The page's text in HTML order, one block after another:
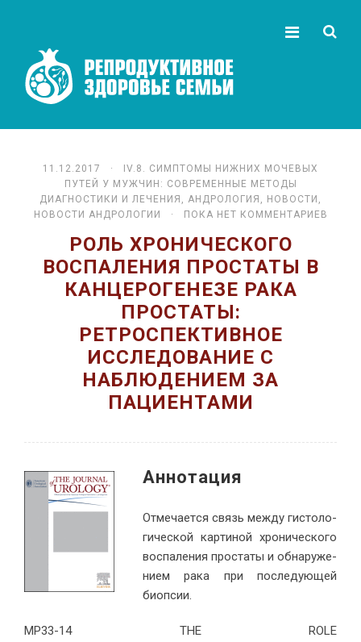
11.12.2017 ·
IV.8. СИМПТОМЫ НИЖНИХ МОЧЕВЫХ
ПУТЕЙ У МУЖЧИН: СОВРЕМЕННЫЕ МЕТОДЫ
ДИАГНОСТИКИ И ЛЕЧЕНИЯ , АНДРОЛОГИЯ , НОВОСТИ ,
НОВОСТИ АНДРОЛОГИИ
· ПОКА НЕТ КОММЕНТАРИЕВ
РОЛЬ ХРОНИЧЕСКОГО
ВОСПАЛЕНИЯ ПРОСТАТЫ В
КАНЦЕРОГЕНЕЗЕ РАКА
ПРОСТАТЫ:
РЕТРОСПЕКТИВНОЕ
ИССЛЕДОВАНИЕ С
НАБЛЮДЕНИЕМ ЗА
ПАЦИЕНТАМИ
Ан­но­тация
От­ме­ча­ет­ся связь меж­ду ги­сто­ло­
ги­че­ской кар­ти­ной хро­ни­че­ско­го
вос­па­ле­ния про­ста­ты и об­на­ру­же­
ни­ем ра­ка при по­сле­ду­ю­щей
биопсии.
MP33-14 THE ROLE